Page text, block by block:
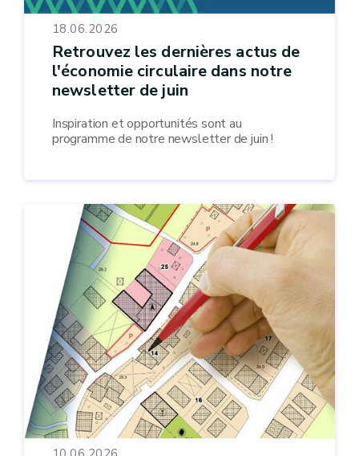
18.06.2026
Retrouvez les dernières actus de
l'économie circulaire dans notre
newsletter de juin
Inspiration et opportunités sont au
programme de notre newsletter de juin !